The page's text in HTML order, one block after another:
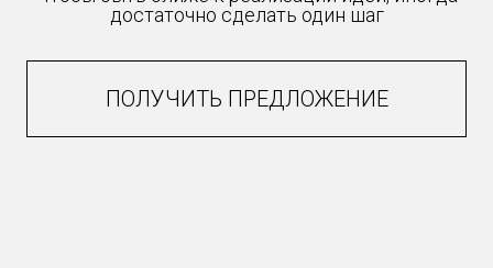
достаточно сделать один шаг
ПОЛУЧИТЬ ПРЕДЛОЖЕНИЕ